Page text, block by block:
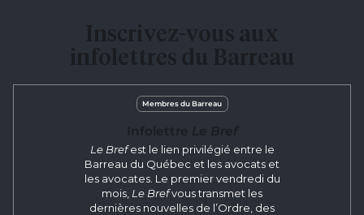
Membres du Barreau
Le Brefest le lien privilégié entre le
Barreau du Québec et les avocats et
les avocates. Le premier vendredi du
mois, Le Brefvous transmet les
dernières nouvelles de l’Ordre, des